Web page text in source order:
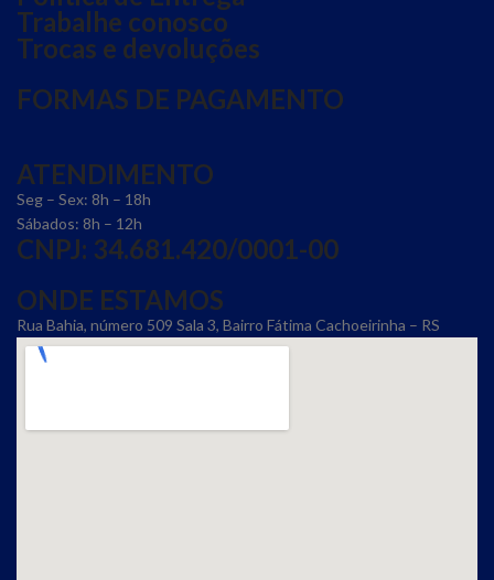
Trabalhe conosco
Trocas e devoluções
FORMAS DE PAGAMENTO
ATENDIMENTO
Seg – Sex: 8h – 18h
Sábados: 8h – 12h
CNPJ: 34.681.420/0001-00
ONDE ESTAMOS
Rua Bahia, número 509 Sala 3, Bairro Fátima Cachoeirinha – RS